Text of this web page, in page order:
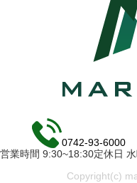
0742-93-6000
営業時間 9:30~18:30定休日
Copyright(c)